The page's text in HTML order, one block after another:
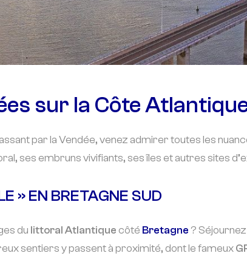
sur la Côte
par la Vendée, venez admirer toutes les
ses embruns vivifiants, ses îles et autres sites
» EN BRETAGNE SUD
du littoral Atlantique côté Bretagne ?
sentiers y passent à proximité, dont le fameux